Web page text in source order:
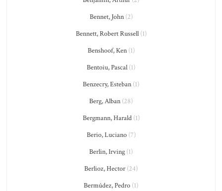
Bennet, John(2)
Bennett, Robert Russell(1)
Benshoof, Ken(1)
Bentoiu, Pascal (1)
Benzecry, Esteban (1)
Berg, Alban (28)
Bergmann, Harald(1)
Berio, Luciano(7)
Berlin, Irving (1)
Berlioz, Hector (24)
Bermúdez, Pedro (1)